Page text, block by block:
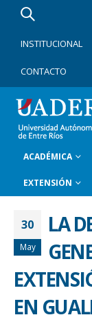
INSTITUCIONAL
CONTACTO
ACADÉMICA
EXTENSIÓN
30
May
LA
EN